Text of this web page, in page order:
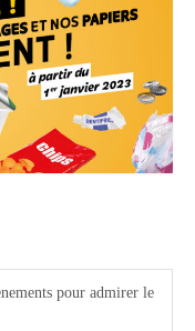
pour admirer le